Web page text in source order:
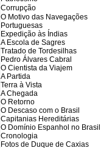
Corrupção
O Motivo das Navegações
Portuguesas
Expedição às Índias
A Escola de Sagres
Tratado de Tordesilhas
Pedro Álvares Cabral
O Cientista da Viajem
A Partida
Terra à Vista
A Chegada
O Retorno
O Descaso com o Brasil
Capitanias Hereditárias
O Domínio Espanhol no Brasil
Cronologia
Fotos de Duque de Caxias